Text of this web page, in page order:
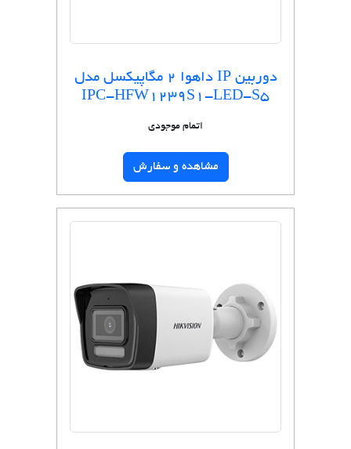
دوربین IP داهوا 2 مگاپیکسل مدل
IPC-HFW1239S1-LED-S5
اتمام موجودی
مشاهده و سفارش